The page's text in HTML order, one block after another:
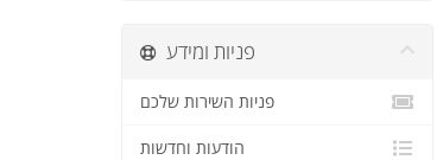
פניות ומידע
פניות השירות שלכם
הודעות וחדשות